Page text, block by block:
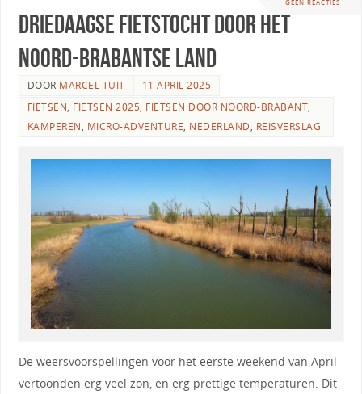
GEEN REACTIES
Driedaagse fietstocht door het
Noord-Brabantse land
DOOR MARCEL TUIT
11 APRIL 2025
FIETSEN, FIETSEN 2025, FIETSEN DOOR NOORD-BRABANT,
KAMPEREN, MICRO-ADVENTURE, NEDERLAND, REISVERSLAG
De weersvoorspellingen voor het eerste weekend van April
vertoonden erg veel zon, en erg prettige temperaturen. Dit